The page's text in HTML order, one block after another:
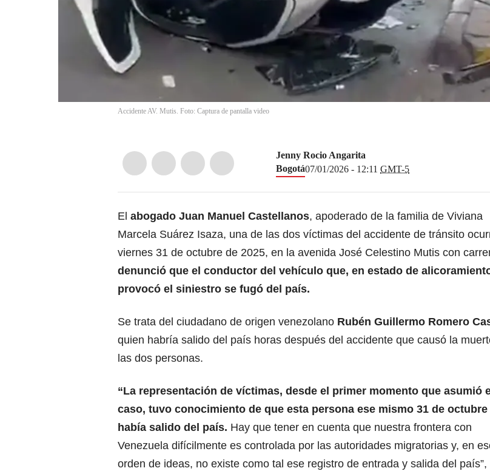
Accidente AV. Mutis. Foto: Captura de pantalla video
Jenny Rocio Angarita
Bogotá07/01/2026 - 12:11 GMT-5
El abogado Juan Manuel Castellanos, apoderado de la familia de Viviana
Marcela Suárez Isaza, una de las dos víctimas del accidente de tránsito
viernes 31 de octubre de 2025, en la avenida José Celestino Mutis con
denunció que el conductor del vehículo que, en estado de
provocó el siniestro se fugó del país.
Se trata del ciudadano de origen venezolano Rubén Guillermo Romero
quien habría salido del país horas después del accidente que causó la
las dos personas.
“La representación de víctimas, desde el primer momento que asumió
caso, tuvo conocimiento de que esta persona ese mismo 31 de octubre
había salido del país. Hay que tener en cuenta que nuestra frontera con
Venezuela difícilmente es controlada por las autoridades migratorias y, en
orden de ideas, no existe como tal ese registro de entrada y salida del país”,